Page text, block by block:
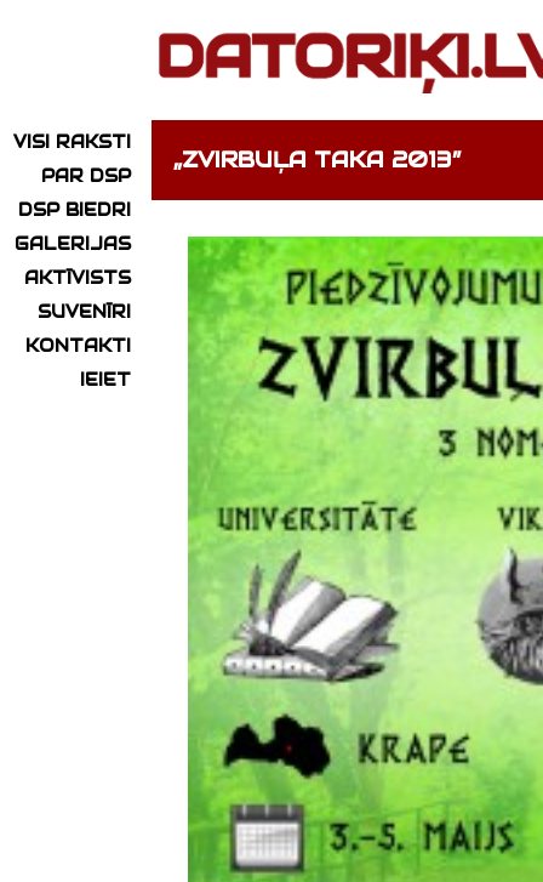
VISI RAKSTI
PAR DSP
DSP BIEDRI
GALERIJAS
AKTĪVISTS
SUVENĪRI
KONTAKTI
IEIET
„ZVIRBUĻA TAKA 2013”